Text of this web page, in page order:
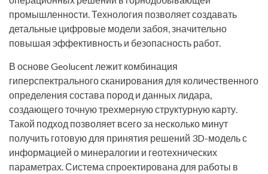
промышленности. Технология позволяет создавать
детальные цифровые модели забоя, значительно
повышая эффективность и безопасность работ.
В основе Geolucent лежит комбинация
гиперспектрального сканирования для количественного
определения состава пород и данных лидара,
создающего точную трехмерную структурную карту.
Такой подход позволяет всего за несколько минут
получить готовую для принятия решений 3D-модель с
информацией о минералогии и геотехнических
параметрах. Система спроектирована для работы в